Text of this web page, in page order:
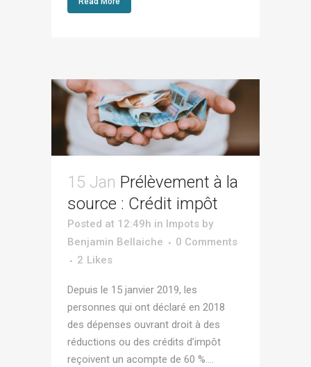
15 Jan Prélèvement à la
source : Crédit impôt
Posted at 12:49h in Impots by
Benjamin Bellaiche
0 Comments
2 Likes
Depuis le 15 janvier 2019, les
personnes qui ont déclaré en 2018
des dépenses ouvrant droit à des
réductions ou des crédits d’impôt
reçoivent un acompte de 60 %....